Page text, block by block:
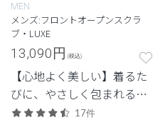
MEN
メンズ:フロントオープンスクラ
ブ・LUXE
13,090円 (税込)
【心地よく美しい】着るた
びに、やさしく包まれる上
質感。ストレッチ性で快適
17件